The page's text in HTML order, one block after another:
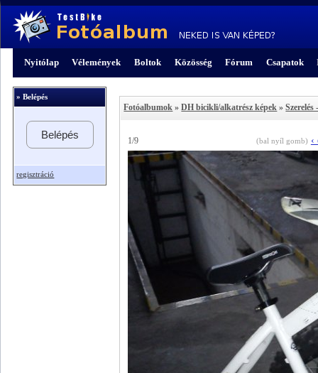
Nyitólap Vélemények Boltok Közösség Fórum Csapatok
» Belépés
Belépés
regisztráció
Fotóalbumok »DH bicikli/alkatrész képek »
1/9 (bal nyíl gomb) ‹